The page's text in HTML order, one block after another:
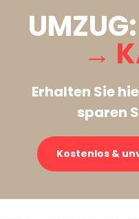
UMZUG:
→
Erhalten Sie
sparen
Kostenlos &